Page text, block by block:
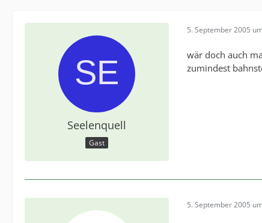
Seelenquell
Gast
5. September 2005
wär doch auch
zumindest
5. September 2005